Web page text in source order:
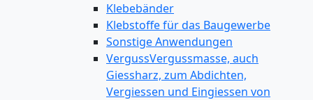
Klebebänder
Klebstoffe für das Baugewerbe
Sonstige Anwendungen
VergussVergussmasse, auch
Giessharz, zum Abdichten,
Vergiessen und Eingiessen von